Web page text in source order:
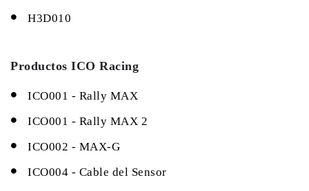
H3D010
Productos ICO Racing
ICO001 - Rally MAX
ICO001 - Rally MAX 2
ICO002 - MAX-G
ICO004 - Cable del Sensor